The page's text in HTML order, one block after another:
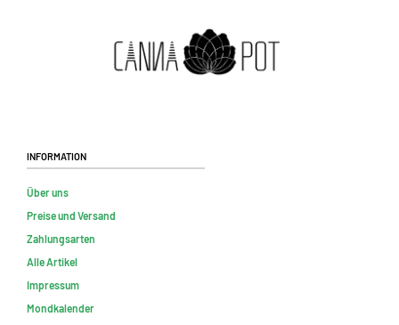
Information
Über uns
Preise und Versand
Zahlungsarten
Alle Artikel
Impressum
Mondkalender